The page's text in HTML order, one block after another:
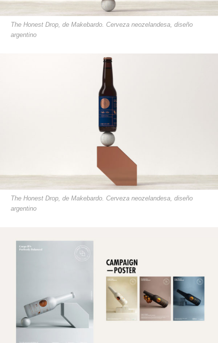
The Honest Drop, de Makebardo. Cerveza neozelandesa, diseño
argentino
The Honest Drop, de Makebardo. Cerveza neozelandesa, diseño
argentino